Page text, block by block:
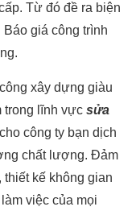
Từ đó đề ra biện
giá công trình
xây dựng giàu
trong lĩnh vực sửa
công ty bạn dịch
chất lượng. Đảm
kế không gian
việc của mọi